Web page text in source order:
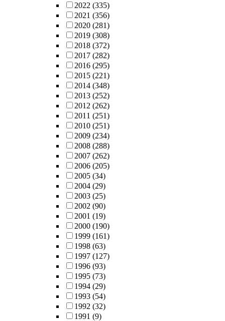
2022 (335)
2021 (356)
2020 (281)
2019 (308)
2018 (372)
2017 (282)
2016 (295)
2015 (221)
2014 (348)
2013 (252)
2012 (262)
2011 (251)
2010 (251)
2009 (234)
2008 (288)
2007 (262)
2006 (205)
2005 (34)
2004 (29)
2003 (25)
2002 (90)
2001 (19)
2000 (190)
1999 (161)
1998 (63)
1997 (127)
1996 (93)
1995 (73)
1994 (29)
1993 (54)
1992 (32)
1991 (9)